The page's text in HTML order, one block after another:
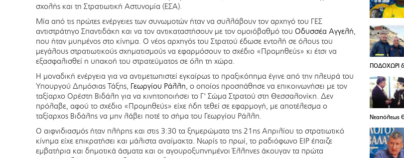
σχολής και τη Στρατιωτική Αστυνομία (ΕΣΑ).
Μία από τις πρώτες ενέργειες των συνωμοτών ήταν να συλλάβουν τον αρχηγό του ΓΕΣ
αντιστράτηγο Σπαντιδάκη και να τον αντικαταστήσουν με τον ομοιόβαθμό του Οδυσσέα Αγγελή,
που ήταν μυημένος στο κίνημα. Ο νέος αρχηγός του Στρατού έδωσε εντολή σε όλους του
μεγάλους στρατιωτικούς σχηματισμούς να εφαρμόσουν το σχέδιο «Προμηθεύς» κι έτσι να
εξασφαλισθεί η υπακοή του στρατεύματος σε όλη τη χώρα.
Η μοναδική ενέργεια για να αντιμετωπιστεί εγκαίρως το πραξικόπημα έγινε από την πλευρά του
Υπουργού Δημόσιας Τάξης, Γεωργίου Ράλλη, ο οποίος προσπάθησε να επικοινωνήσει με τον
ταξίαρχο Ορέστη Βιδάλη για να κινητοποιήσει το Γ' Σώμα Στρατού στη Θεσσαλονίκη. Δεν
πρόλαβε, αφού το σχέδιο «Προμηθεύς» είχε ήδη τεθεί σε εφαρμογή, με αποτέλεσμα ο
ταξίαρχος Βιδάλης να μην λάβει ποτέ το σήμα του Γεωργίου Ράλλη.
Ο αιφνιδιασμός ήταν πλήρης και στις 3:30 τα ξημερώματα της 21ης Απριλίου το στρατιωτικό
κίνημα είχε επικρατήσει και μάλιστα αναίμακτα. Νωρίς το πρωί, το ραδιόφωνο ΕΙΡ έπαιζε
εμβατήρια και δημοτικά άσματα και οι αγουροξυπνημένοι Έλληνες άκουγαν τα πρώτα
ΠΟΔΟΧΩΡΙ
Νεαπόλεως